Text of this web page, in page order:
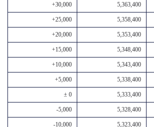
+30,000 5,363,400
+25,000 5,358,400
+20,000 5,353,400
+15,000 5,348,400
+10,000 5,343,400
+5,000 5,338,400
± 0 5,333,400
-5,000 5,328,400
-10,000 5,323,400